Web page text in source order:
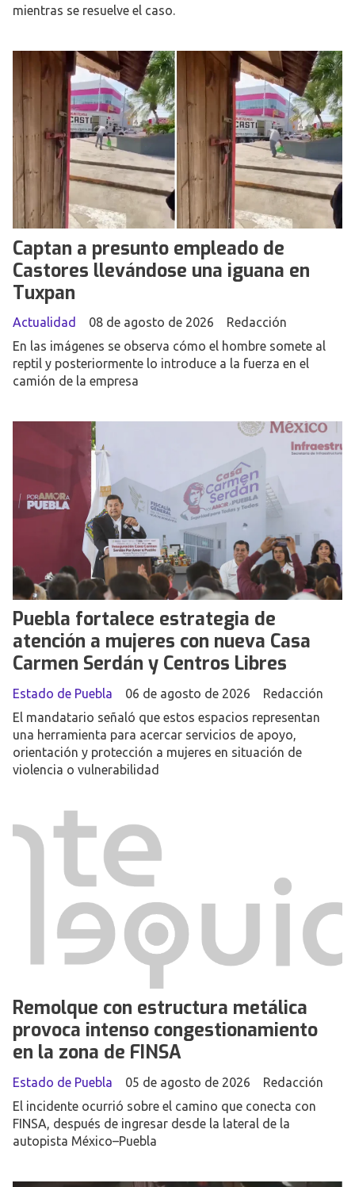
mientras se resuelve el caso.
Captan a presunto empleado de
Castores llevándose una iguana en
Tuxpan
Redacción
Actualidad
08 de agosto de 2026
En las imágenes se observa cómo el hombre somete al
reptil y posteriormente lo introduce a la fuerza en el
camión de la empresa
Puebla fortalece estrategia de
atención a mujeres con nueva Casa
Carmen Serdán y Centros Libres
Redacción
Estado de Puebla
06 de agosto de 2026
El mandatario señaló que estos espacios representan
una herramienta para acercar servicios de apoyo,
orientación y protección a mujeres en situación de
violencia o vulnerabilidad
Remolque con estructura metálica
provoca intenso congestionamiento
en la zona de FINSA
Redacción
Estado de Puebla
05 de agosto de 2026
El incidente ocurrió sobre el camino que conecta con
FINSA, después de ingresar desde la lateral de la
autopista México–Puebla